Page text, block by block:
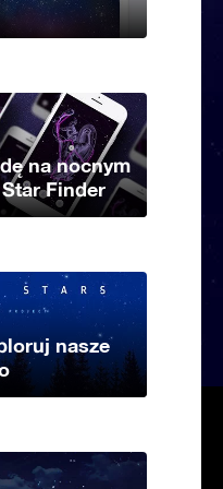
na nocnym
Finder
nasze